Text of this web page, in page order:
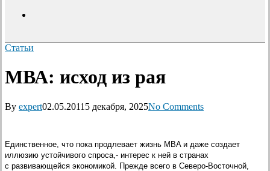
Статьи
МВА: исход из рая
By expert02.05.2011 5 декабря, 2025No Comments
Единственное, что пока продлевает жизнь MBA и даже создает
иллюзию устойчивого спроса,- интерес к ней в странах
с развивающейся экономикой. Прежде всего в Северо-Восточной,